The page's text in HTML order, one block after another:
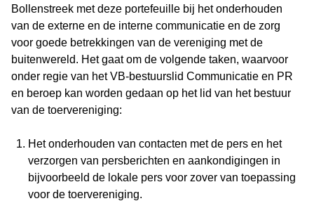
Bollenstreek met deze portefeuille bij het onderhouden
van de externe en de interne communicatie en de zorg
voor goede betrekkingen van de vereniging met de
buitenwereld. Het gaat om de volgende taken, waarvoor
onder regie van het VB-bestuurslid Communicatie en PR
en beroep kan worden gedaan op het lid van het bestuur
van de toervereniging:
Het onderhouden van contacten met de pers en het
verzorgen van persberichten en aankondigingen in
bijvoorbeeld de lokale pers voor zover van toepassing
voor de toervereniging.